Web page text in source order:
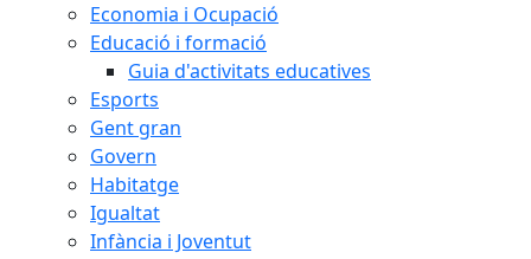
Economia i Ocupació
Educació i formació
Guia d'activitats educatives
Esports
Gent gran
Govern
Habitatge
Igualtat
Infància i Joventut